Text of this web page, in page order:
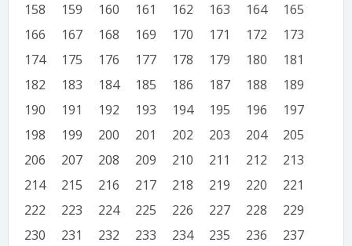
158
159 160 161 162 163 164
165
166
167 168 169 170 171 172
173
174
175 176 177 178 179 180
181
182
183 184 185 186 187 188
189
190
191 192 193 194 195 196
197
198
199 200 201 202 203 204
205
206
207 208 209 210 211 212
213
214
215 216 217 218 219 220
221
222
223 224 225 226 227 228
229
230
231 232 233 234 235 236
237